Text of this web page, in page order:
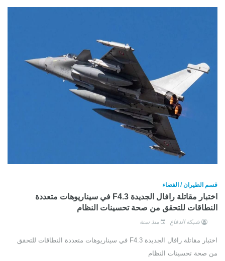
قسم الطيران / الفضاء
اختبار مقاتلة رافال الجديدة F4.3 في سيناريوهات متعددة
النطاقات للتحقق من صحة تحسينات النظام
شبكة الدفاع منذ سنة
اختبار مقاتلة رافال الجديدة F4.3 في سيناريوهات متعددة النطاقات للتحقق
من صحة تحسينات النظام